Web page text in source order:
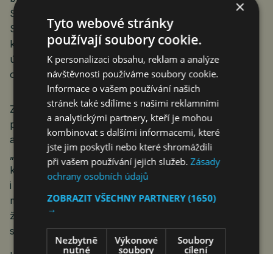
Sledoval jsem výsledky slovenských voleb a přeji
Slovákům, ať povolební vyjednávání vedou
k sestavení dobré vlády. Věřím, že budeme na vládní
úrovni nadále úzce spolupracovat ku prospěchu
obou našich zemí.“ To je státnický projev.
Z Ficova vítězství se u nás otevřeně radují bývalý
premiér, dnes předseda hnutí ANO Andrej Babiš,
a bývalý předseda vlády a prezident Václav Klaus.
„Dobré ráno, Slovensko. Gratuluji Robertu Ficovi
k vítězství ve volbách! Ke skvělému výsledku gratuluji
i Peterovi Pellegrinimu a celému Slovensku přeji, aby
mělo vládu, která doma bude pracovat pro lepší
životy lidí a v Evropě tvrdě hájit zájmy všech
slovenských občanů,“ napsal Babiš na sociální síti X.
×
Tyto webové stránky
používají soubory cookie.
K personalizaci obsahu, reklam a analýze
návštěvnosti používáme soubory cookie.
Informace o vašem používání našich
stránek také sdílíme s našimi reklamními
a analytickými partnery, kteří je mohou
kombinovat s dalšími informacemi, které
jste jim poskytli nebo které shromáždili
při vašem používání jejich služeb.Zásady
ochrany osobních údajů
ZOBRAZIT VŠECHNY PARTNERY(1650)
→
Nezbytně
nutné
Výkonové
soubory
Soubory
cílení